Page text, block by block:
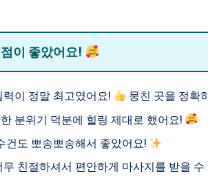
이 좋았어요!
이 정말 최고였어요!
뭉친 곳을 정확
분위기 덕분에 힐링 제대로 했어요!
건도 뽀송뽀송해서 좋았어요!
친절하셔서 편안하게 마사지를 받을 수